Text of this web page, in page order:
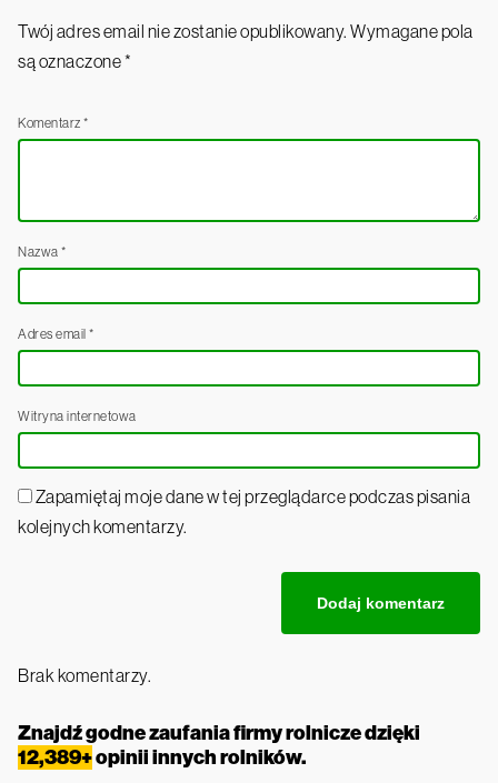
Twój adres email nie zostanie opublikowany. Wymagane pola
są oznaczone*
Komentarz *
Nazwa *
Adres email *
Witryna internetowa
Zapamiętaj moje dane w tej przeglądarce podczas pisania
kolejnych komentarzy.
Brak komentarzy.
Znajdź godne zaufania firmy rolnicze dzięki
12,389+opinii innych rolników.